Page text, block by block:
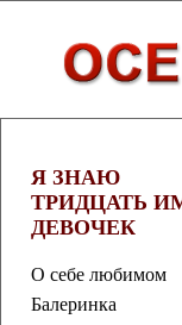
Я ЗНАЮ
ТРИДЦАТЬ
ДЕВОЧЕК
О себе любимом
Балеринка